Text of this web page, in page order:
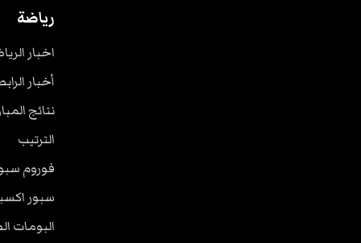
رياضة
اخبار
أخبار
نتائج
الترتيب
فوروم
سبور
البومات